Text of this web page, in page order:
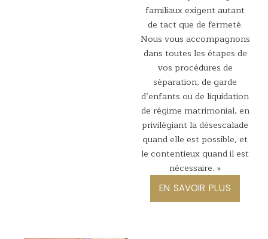
familiaux exigent autant
de tact que de fermeté.
Nous vous accompagnons
dans toutes les étapes de
vos procédures de
séparation, de garde
d’enfants ou de liquidation
de régime matrimonial, en
privilégiant la désescalade
quand elle est possible, et
le contentieux quand il est
nécessaire. »
EN SAVOIR PLUS